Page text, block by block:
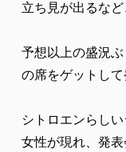
立ち見が出るなど
予想以上の盛況
の席をゲットし
シトロエンらし
女性が現れ、発表